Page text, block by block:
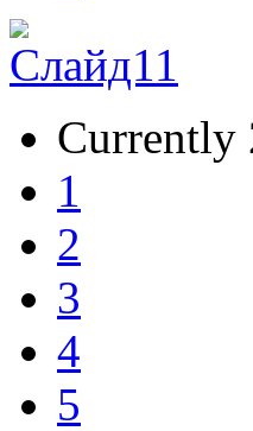
Currently
1
2
3
4
5